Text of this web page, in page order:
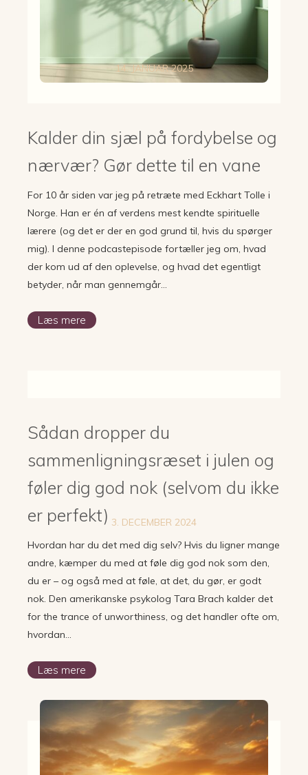
Kalder din sjæl på fordybelse og
nærvær? Gør dette til en vane
14. JANUAR 2025
For 10 år siden var jeg på retræte med Eckhart Tolle i
Norge. Han er én af verdens mest kendte spirituelle
lærere (og det er der en god grund til, hvis du spørger
mig). I denne podcastepisode fortæller jeg om, hvad
der kom ud af den oplevelse, og hvad det egentligt
betyder, når man gennemgår…
Læs mere
Sådan dropper du
sammenligningsræset i julen og
føler dig god nok (selvom du ikke
er perfekt) 3. DECEMBER 2024
Hvordan har du det med dig selv? Hvis du ligner mange
andre, kæmper du med at føle dig god nok som den,
du er – og også med at føle, at det, du gør, er godt
nok. Den amerikanske psykolog Tara Brach kalder det
for the trance of unworthiness, og det handler ofte om,
hvordan…
Læs mere